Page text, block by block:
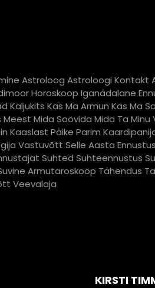
Astroloog Astroloogi Kontakt
Horoskoop Iganädalane
Kaljukits Kas Ma Armun Kas Ma
Meest Mida Soovida Mida Ta
Kaaslast Päike Parim
Vastuvõtt Selle Aasta Ennustus
Suhted Suhteennustus
Armutaroskoop Tähendus
Veevalaja
KIRSTI